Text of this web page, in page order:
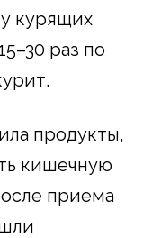
у курящих
раз по
продукты,
кишечную
приема